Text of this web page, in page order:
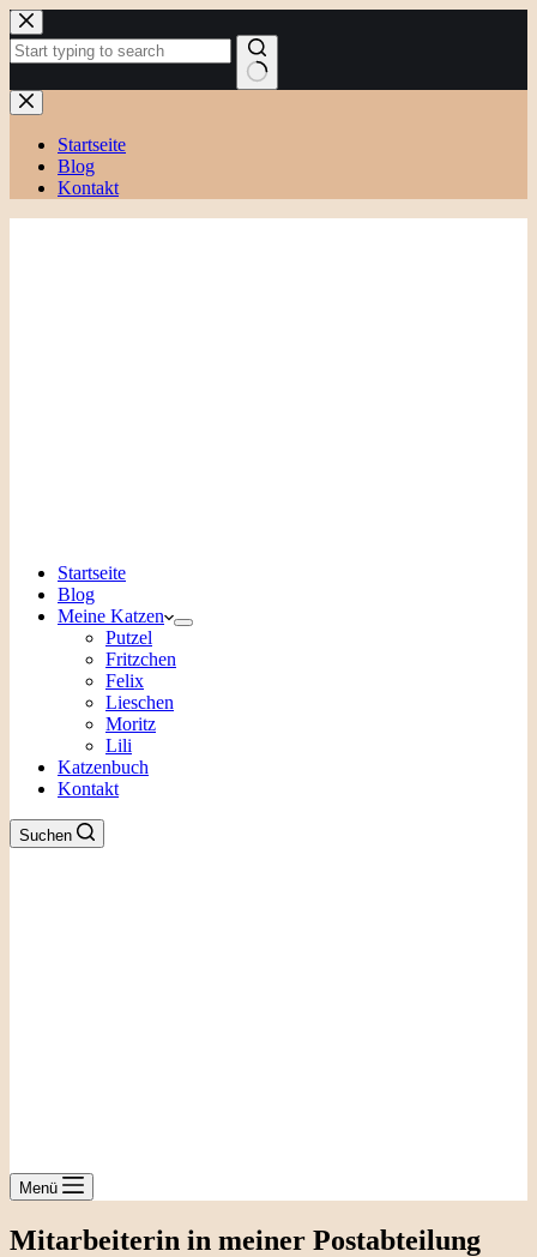
Zum
Inhalt
springen
Keine
Ergebnisse
Startseite
Blog
Kontakt
Startseite
Blog
Meine Katzen
Putzel
Fritzchen
Felix
Lieschen
Moritz
Lili
Katzenbuch
Kontakt
Suchen
Menü
Mitarbeiterin in meiner Postabteilung